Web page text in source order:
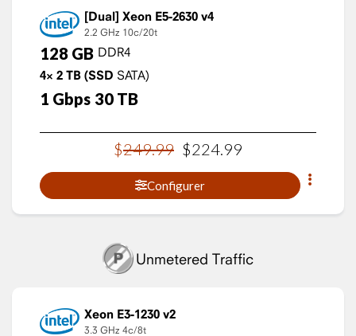
Xeon E5-2630 v4
2.2 GHz 10c/20t
128 GB DDR4
4× 2 TB (SSD SATA)
1 Gbps 30 TB
$249.99 $224 99
Configurer
Unmetered Traffic
Xeon E3-1230 v2
3.3 GHz 4c/8t